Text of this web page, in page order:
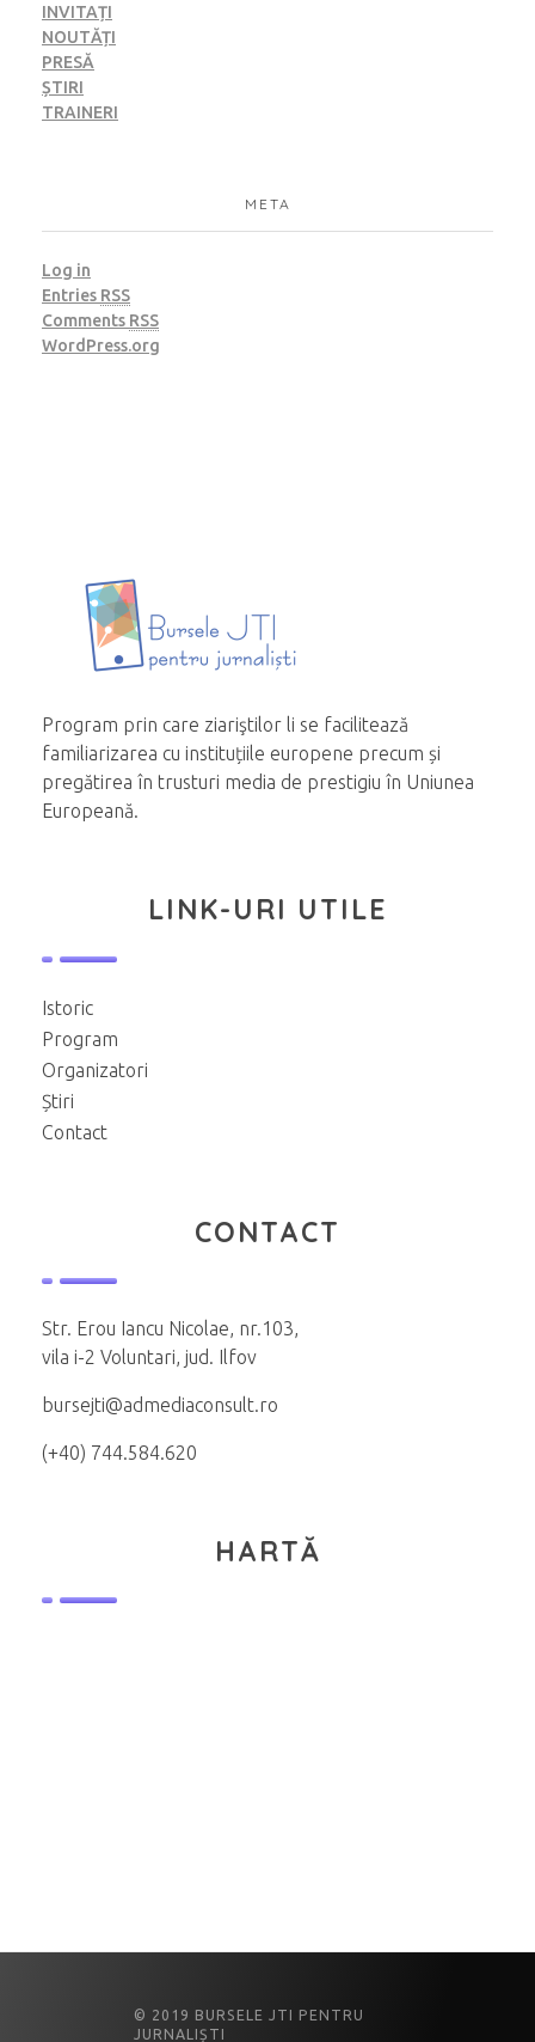
INVITAȚI
NOUTĂȚI
PRESĂ
ȘTIRI
TRAINERI
META
Log in
Entries RSS
Comments RSS
WordPress.org
Program prin care ziariştilor li se facilitează
familiarizarea cu instituțiile europene precum și
pregătirea în trusturi media de prestigiu în Uniunea
Europeană.
LINK-URI UTILE
Istoric
Program
Organizatori
Știri
Contact
CONTACT
Str. Erou Iancu Nicolae, nr.103,
vila i-2 Voluntari, jud. Ilfov
bursejti@admediaconsult.ro
(+40) 744.584.620
HARTĂ
© 2019 BURSELE JTI PENTRU
JURNALIȘTI